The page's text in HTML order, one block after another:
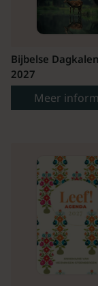
Bijbelse
2027
Meer